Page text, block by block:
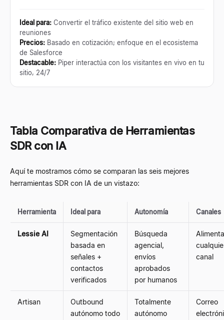
Ideal para: Convertir el tráfico existente del sitio web en
reuniones
Precios: Basado en cotización; enfoque en el ecosistema
de Salesforce
Destacable: Piper interactúa con los visitantes en vivo en tu
sitio, 24/7
Tabla Comparativa de Herramientas
SDR con IA
Aquí te mostramos cómo se comparan las seis mejores
herramientas SDR con IA de un vistazo:
Herramienta Ideal para Autonomía Canales
Lessie AI
Segmentación
basada en
señales +
contactos
verificados
Búsqueda
agencial,
envíos
aprobados
por humanos
Alimenta
canal
Artisan
Outbound
autónomo todo
Totalmente
autónomo
Correo